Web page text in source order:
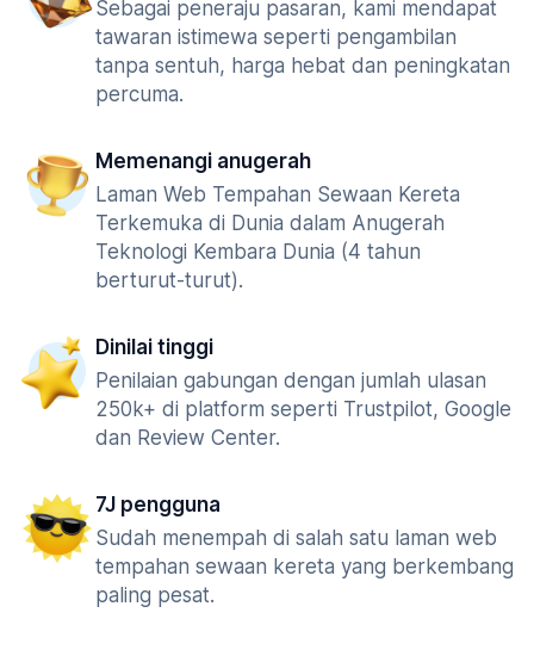
Sebagai peneraju pasaran, kami mendapat
tawaran istimewa seperti pengambilan
tanpa sentuh, harga hebat dan peningkatan
percuma.
Memenangi anugerah
Laman Web Tempahan Sewaan Kereta
Terkemuka di Dunia dalam Anugerah
Teknologi Kembara Dunia (4 tahun
berturut-turut).
Dinilai tinggi
Penilaian gabungan dengan jumlah ulasan
250k+ di platform seperti Trustpilot, Google
dan Review Center.
7J pengguna
Sudah menempah di salah satu laman web
tempahan sewaan kereta yang berkembang
paling pesat.